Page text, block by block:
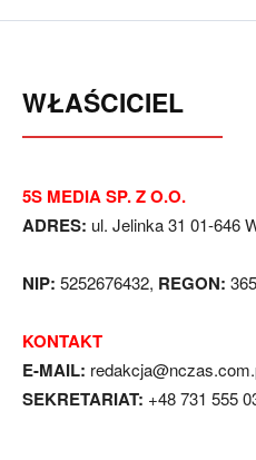
WŁAŚCICIEL
5S MEDIA SP. Z O.O.
ADRES: ul. Jelinka 31 01-646
NIP: 5252676432, REGON:
KONTAKT
E-MAIL:
SEKRETARIAT: +48 731 555